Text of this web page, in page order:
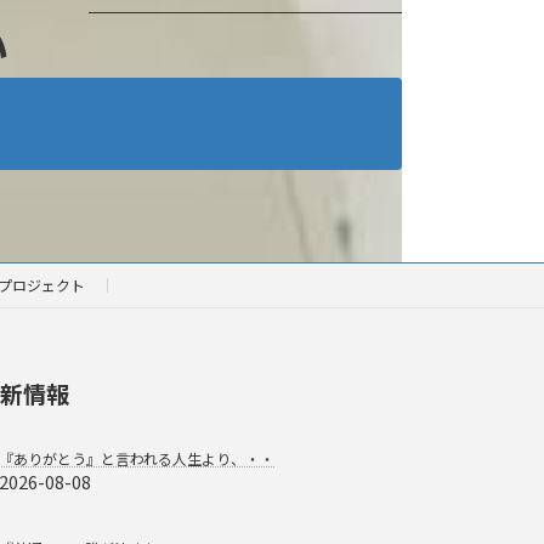
ロジェクト
情報
『ありがとう』と言われる人生より、・・
2026-08-08